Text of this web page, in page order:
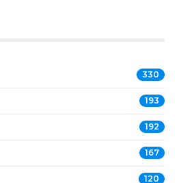
330
193
192
167
120